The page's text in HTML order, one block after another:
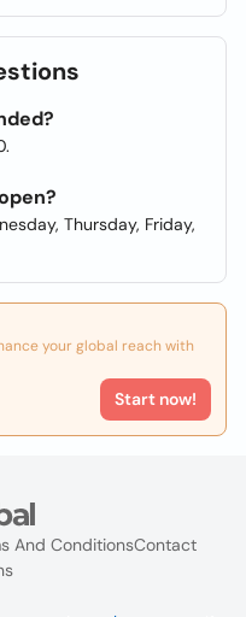
Thursday, Friday,
your global reach with
Start now!
And ConditionsContact